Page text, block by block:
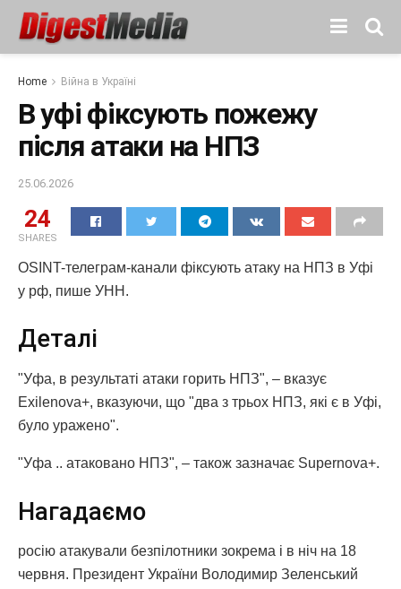
Home Війна в Україні
В уфі фіксують пожежу
після атаки на НПЗ
25.06.2026
24
SHARES
OSINT-телеграм-канали фіксують атаку на НПЗ в Уфі
у рф, пише УНН.
Деталі
"Уфа, в результаті атаки горить НПЗ", – вказує
Exilenova+, вказуючи, що "два з трьох НПЗ, які є в Уфі,
було уражено".
"Уфа .. атаковано НПЗ", – також зазначає Supernova+.
Нагадаємо
росію атакували безпілотники зокрема і в ніч на 18
червня. Президент України Володимир Зеленський